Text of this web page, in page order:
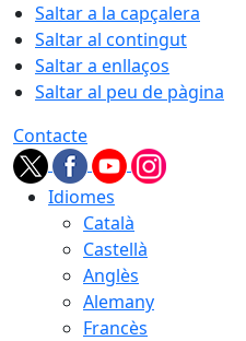
Saltar a la capçalera
Saltar al contingut
Saltar a enllaços
Saltar al peu de pàgina
Contacte
Idiomes
Català
Castellà
Anglès
Alemany
Francès